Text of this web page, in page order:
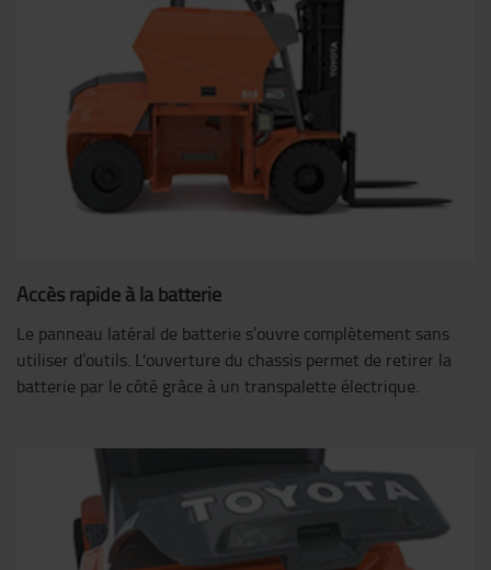
Accès rapide à la batterie
Le panneau latéral de batterie s’ouvre complètement sans
utiliser d’outils. L'ouverture du chassis permet de retirer la
batterie par le côté grâce à un transpalette électrique.